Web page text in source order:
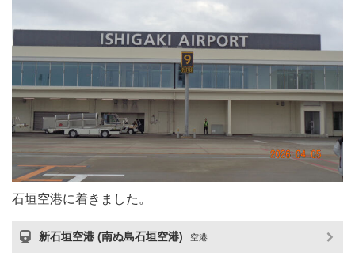
石垣空港に着きました。
新石垣空港 (南ぬ島石垣空港) 空港